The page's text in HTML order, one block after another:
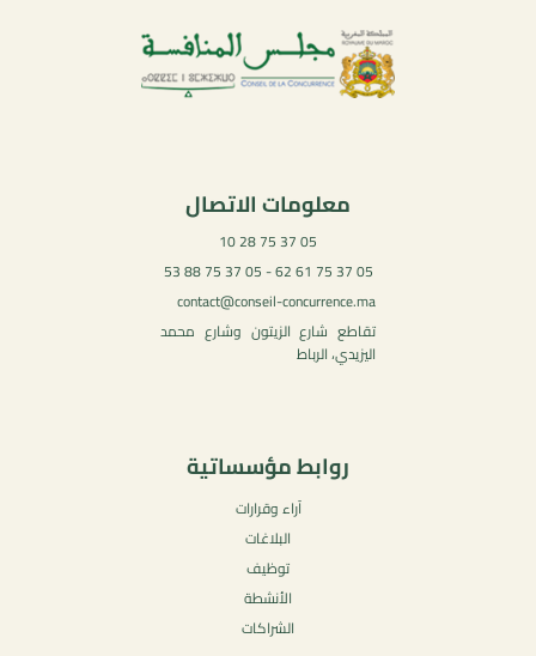
معلومات الاتصال
05 37 75 28 10
05 37 75 61 62 - 05 37 75 88 53
contact@conseil-concurrence.ma
تقاطع شارع الزيتون وشارع محمد
اليزيدي، الرباط
روابط مؤسساتية
آراء وقرارات
البلاغات
توظيف
الأنشطة
الشراكات